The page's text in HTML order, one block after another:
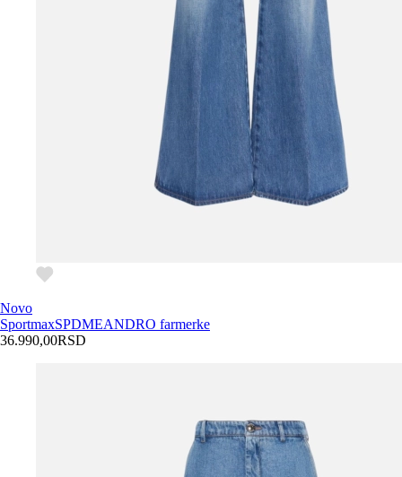
Novo
SportmaxSPDMEANDRO farmerke
36.990,00RSD